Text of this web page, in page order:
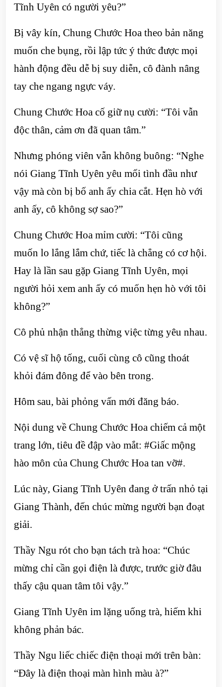
Tĩnh Uyên có người yêu?”
Bị vây kín, Chung Chước Hoa theo bản năng
muốn che bụng, rồi lập tức ý thức được mọi
hành động đều dễ bị suy diễn, cô đành nâng
tay che ngang ngực váy.
Chung Chước Hoa cố giữ nụ cười: “Tôi vẫn
độc thân, cảm ơn đã quan tâm.”
Nhưng phóng viên vẫn không buông: “Nghe
nói Giang Tĩnh Uyên yêu mối tình đầu như
vậy mà còn bị bố anh ấy chia cắt. Hẹn hò với
anh ấy, cô không sợ sao?”
Chung Chước Hoa mỉm cười: “Tôi cũng
muốn lo lắng lắm chứ, tiếc là chẳng có cơ hội.
Hay là lần sau gặp Giang Tĩnh Uyên, mọi
người hỏi xem anh ấy có muốn hẹn hò với tôi
không?”
Cô phủ nhận thẳng thừng việc từng yêu nhau.
Có vệ sĩ hộ tống, cuối cùng cô cũng thoát
khỏi đám đông để vào bên trong.
Hôm sau, bài phỏng vấn mới đăng báo.
Nội dung về Chung Chước Hoa chiếm cả một
trang lớn, tiêu đề đập vào mắt: #Giấc mộng
hào môn của Chung Chước Hoa tan vỡ#.
Lúc này, Giang Tĩnh Uyên đang ở trấn nhỏ tại
Giang Thành, đến chúc mừng người bạn đoạt
giải.
Thầy Ngu rót cho bạn tách trà hoa: “Chúc
mừng chỉ cần gọi điện là được, trước giờ đâu
thấy cậu quan tâm tôi vậy.”
Giang Tĩnh Uyên im lặng uống trà, hiếm khi
không phản bác.
Thầy Ngu liếc chiếc điện thoại mới trên bàn:
“Đây là điện thoại màn hình màu à?”